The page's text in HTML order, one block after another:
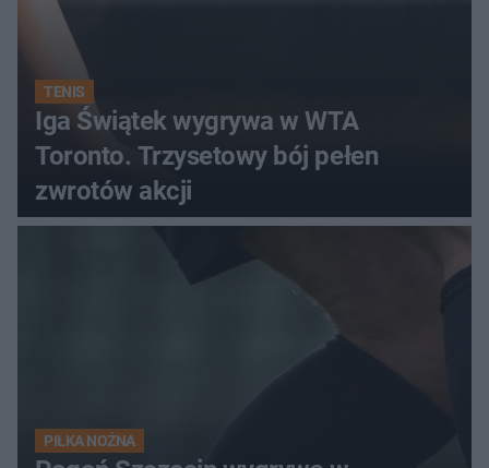
TENIS
Iga Świątek wygrywa w WTA
Toronto. Trzysetowy bój pełen
zwrotów akcji
PIŁKA NOŻNA